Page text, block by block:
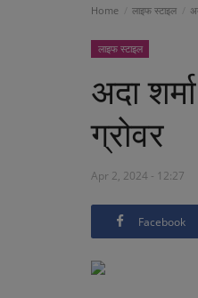
Home लाइफ स्टाइल
लाइफ स्टाइल
अदा
ग्रोवर
Apr 2, 2024 - 12:27
Facebook